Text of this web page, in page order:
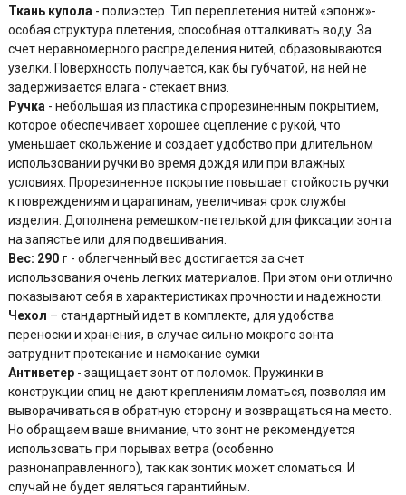
Ткань купола - полиэстер. Тип переплетения нитей «эпонж»-
особая структура плетения, способная отталкивать воду. За
счет неравномерного распределения нитей, образовываются
узелки. Поверхность получается, как бы губчатой, на ней не
задерживается влага - стекает вниз.
Ручка - небольшая из пластика с прорезиненным покрытием,
которое обеспечивает хорошее сцепление с рукой, что
уменьшает скольжение и создает удобство при длительном
использовании ручки во время дождя или при влажных
условиях. Прорезиненное покрытие повышает стойкость ручки
к повреждениям и царапинам, увеличивая срок службы
изделия. Дополнена ремешком-петелькой для фиксации зонта
на запястье или для подвешивания.
Вес: 290 г - облегченный вес достигается за счет
использования очень легких материалов. При этом они отлично
показывают себя в характеристиках прочности и надежности.
Чехол – стандартный идет в комплекте, для удобства
переноски и хранения, в случае сильно мокрого зонта
затруднит протекание и намокание сумки
Антиветер - защищает зонт от поломок. Пружинки в
конструкции спиц не дают креплениям ломаться, позволяя им
выворачиваться в обратную сторону и возвращаться на место.
Но обращаем ваше внимание, что зонт не рекомендуется
использовать при порывах ветра (особенно
разнонаправленного), так как зонтик может сломаться. И
случай не будет являться гарантийным.